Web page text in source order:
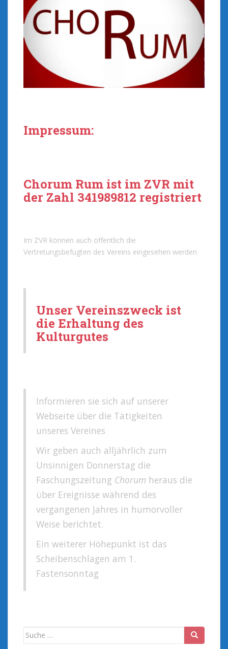
Impressum:
Chorum Rum ist im ZVR mit
der Zahl 341989812 registriert
Im ZVR können auch öffentlich die
Vertretungsbefugten des Vereins eingesehen werden
Unser Vereinszweck ist
die Erhaltung des
Kulturgutes
Informieren sie sich auf unserer
Webseite über die Tätigkeiten
unseres Vereines
Wir geben auch alljährlich zum
Unsinnigen Donnerstag die
Faschungszeitung Chorum heraus die
über Ereignisse während des
vergangenen Jahres in humorvoller
Weise berichtet.
Ein weiterer Höhepunkt ist das
Scheibenschlagen am 1.
Fastensonntag
Suche